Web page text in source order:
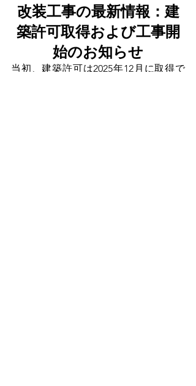
改装工事の最新情報：建
築許可取得および工事開
始のお知らせ
当初、建築許可は2025年12月に取得で